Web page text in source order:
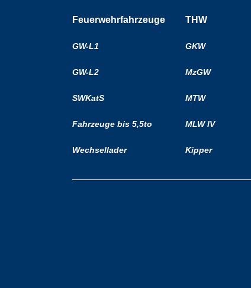
Feuerwehrfahrzeuge
GW-L1
GW-L2
SWKatS
Fahrzeuge bis 5,5to
Wechsellader
THW
GKW
MzGW
MTW
MLW IV
Kipper